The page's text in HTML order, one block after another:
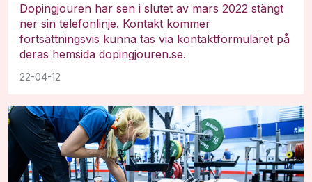
22-04-12
Dopingjouren har sen i slutet av mars 2022 stängt
ner sin telefonlinje. Kontakt kommer
fortsättningsvis kunna tas via kontaktformuläret på
deras hemsida dopingjouren.se.